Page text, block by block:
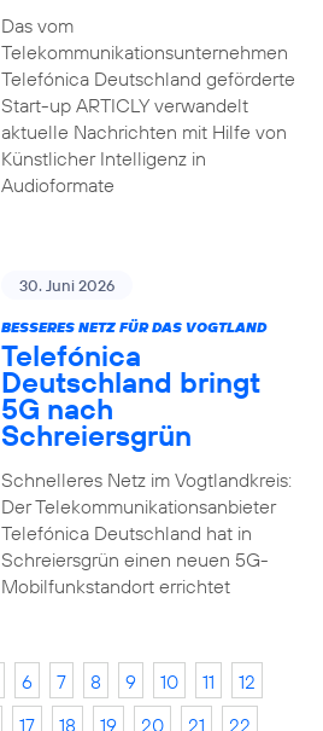
Das vom
Telekommunikationsunternehmen
Telefónica Deutschland geförderte
Start-up ARTICLY verwandelt
aktuelle Nachrichten mit Hilfe von
Künstlicher Intelligenz in
Audioformate
30. Juni 2026
BESSERES NETZ FÜR DAS VOGTLAND
Telefónica
Deutschland bringt
5G nach
Schreiersgrün
Schnelleres Netz im Vogtlandkreis:
Der Telekommunikationsanbieter
Telefónica Deutschland hat in
Schreiersgrün einen neuen 5G-
Mobilfunkstandort errichtet
6 7 8 9 10 11
12
17 18 19 20 21 22